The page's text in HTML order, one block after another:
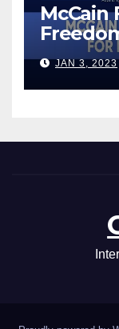
McCain
Leaders
JAN 3, 2023